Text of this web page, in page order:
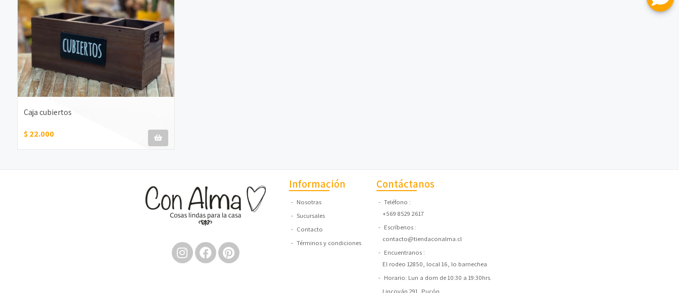
Caja cubiertos
$ 22.000
Información
Nosotras
Sucursales
Contacto
Términos y condiciones
Contáctanos
Teléfono
+569 8529 2617
Escríbenos
contacto@tiendaconalma.cl
Encuentranos
El rodeo 12850, local 16, lo barnechea
Horario: Lun a dom de 10:30 a 19:30hrs.
Lincoyán 291, Pucón